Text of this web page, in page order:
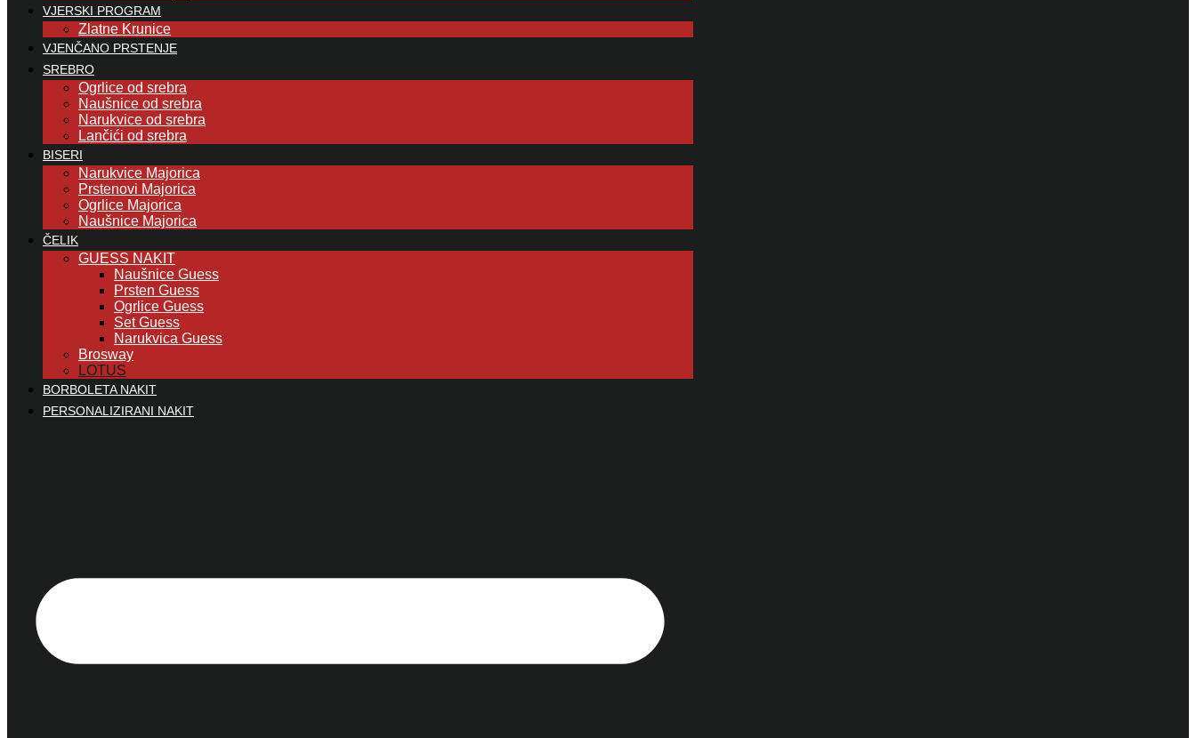
VJERSKI PROGRAM
Zlatne Krunice
VJENČANO PRSTENJE
SREBRO
Ogrlice od srebra
Naušnice od srebra
Narukvice od srebra
Lančići od srebra
BISERI
Narukvice Majorica
Prstenovi Majorica
Ogrlice Majorica
Naušnice Majorica
ČELIK
GUESS NAKIT
Naušnice Guess
Prsten Guess
Ogrlice Guess
Set Guess
Narukvica Guess
Brosway
LOTUS
BORBOLETA NAKIT
PERSONALIZIRANI NAKIT